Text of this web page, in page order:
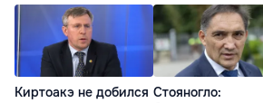
Киртоакэ не добился Стояногло: